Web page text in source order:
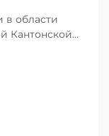
в области
Кантонской